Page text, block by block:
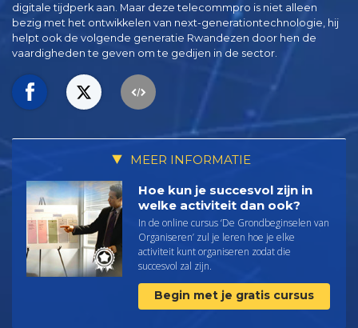
digitale tijdperk aan. Maar deze telecommpro is niet alleen
bezig met het ontwikkelen van next-generationtechnologie, hij
helpt ook de volgende generatie Rwandezen door hen de
vaardigheden te geven om te gedijen in de sector.
MEER INFORMATIE
Hoe kun je succesvol zijn in
welke activiteit dan ook?
In de online cursus ‘De Grondbeginselen van
Organiseren’ zul je leren hoe je elke
activiteit kunt organiseren zodat die
succesvol zal zijn.
Begin met je gratis cursus